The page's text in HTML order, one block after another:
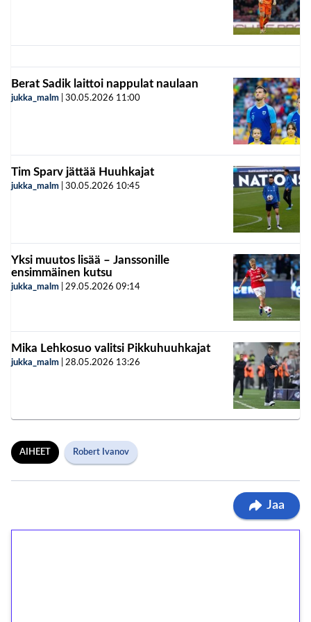
Berat Sadik laittoi nappulat naulaan
jukka_malm 30.05.2026 11:00
Tim Sparv jättää Huuhkajat
jukka_malm 30.05.2026 10:45
Yksi muutos lisää – Janssonille
ensimmäinen kutsu
jukka_malm 29.05.2026 09:14
Mika Lehkosuo valitsi Pikkuhuuhkajat
jukka_malm 28.05.2026 13:26
AIHEET Robert Ivanov
Jaa